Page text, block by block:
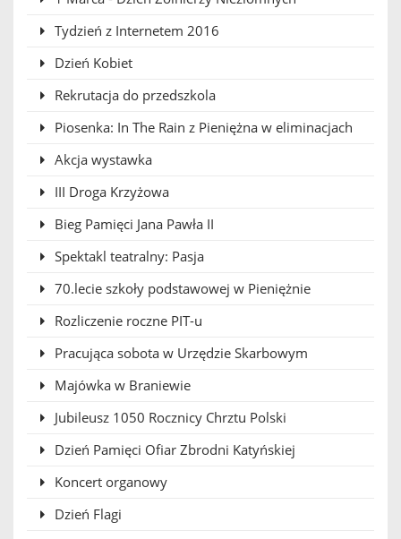
Tydzień z Internetem 2016
Dzień Kobiet
Rekrutacja do przedszkola
Piosenka: In The Rain z Pieniężna w eliminacjach
Akcja wystawka
III Droga Krzyżowa
Bieg Pamięci Jana Pawła II
Spektakl teatralny: Pasja
70.lecie szkoły podstawowej w Pieniężnie
Rozliczenie roczne PIT-u
Pracująca sobota w Urzędzie Skarbowym
Majówka w Braniewie
Jubileusz 1050 Rocznicy Chrztu Polski
Dzień Pamięci Ofiar Zbrodni Katyńskiej
Koncert organowy
Dzień Flagi